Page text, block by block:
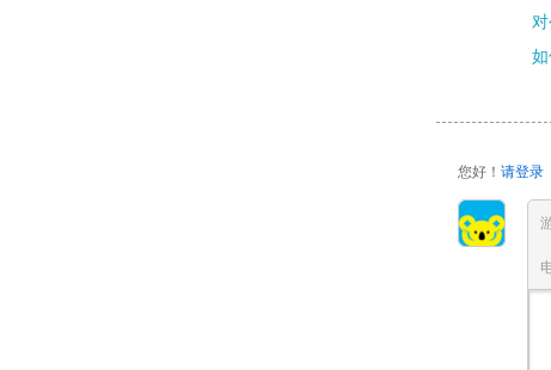
您好！请登录